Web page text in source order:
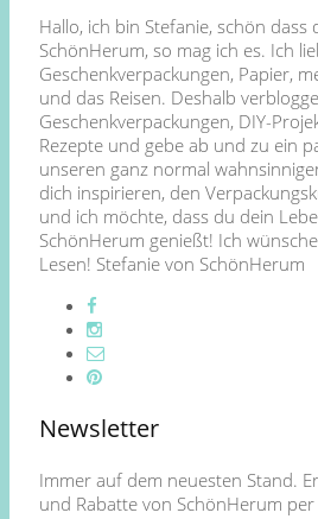
Hallo, ich bin Stefanie, schön dass
SchönHerum, so mag ich es. Ich
Geschenkverpackungen, Papier,
und das Reisen. Deshalb
Geschenkverpackungen, DIY-
Rezepte und gebe ab und zu ein
unseren ganz normal
dich inspirieren, den
und ich möchte, dass du dein
SchönHerum genießt! Ich
Lesen! Stefanie von SchönHerum
Newsletter
Immer auf dem neuesten Stand.
und Rabatte von SchönHerum per